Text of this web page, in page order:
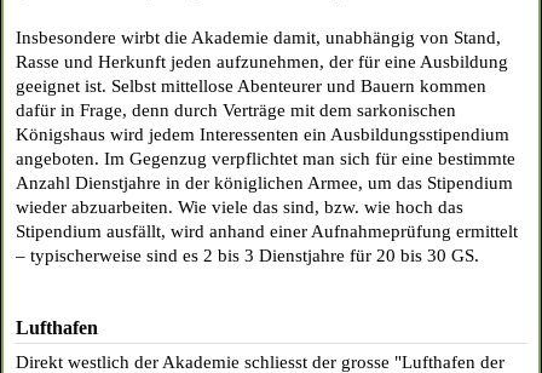
Insbesondere wirbt die Akademie damit, unabhängig von Stand,
Rasse und Herkunft jeden aufzunehmen, der für eine Ausbildung
geeignet ist. Selbst mittellose Abenteurer und Bauern kommen
dafür in Frage, denn durch Verträge mit dem sarkonischen
Königshaus wird jedem Interessenten ein Ausbildungsstipendium
angeboten. Im Gegenzug verpflichtet man sich für eine bestimmte
Anzahl Dienstjahre in der königlichen Armee, um das Stipendium
wieder abzuarbeiten. Wie viele das sind, bzw. wie hoch das
Stipendium ausfällt, wird anhand einer Aufnahmeprüfung ermittelt
– typischerweise sind es 2 bis 3 Dienstjahre für 20 bis 30 GS.
Lufthafen
Direkt westlich der Akademie schliesst der grosse "Lufthafen der